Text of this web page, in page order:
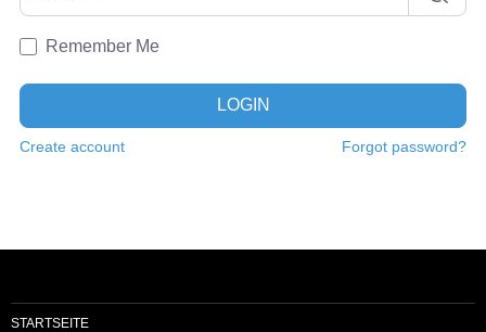
Remember Me
LOGIN
Create account Forgot password?
STARTSEITE